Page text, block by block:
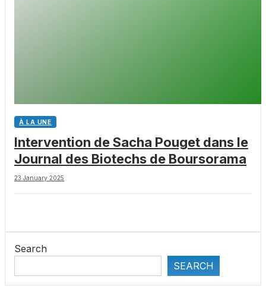
À LA UNE
Intervention de Sacha Pouget dans le
Journal des Biotechs de Boursorama
23 January 2025
Search
SEARCH